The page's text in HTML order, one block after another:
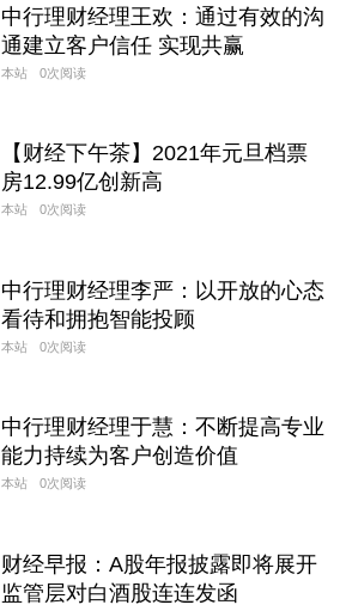
中行理财经理王欢：通过有效的沟
通建立客户信任 实现共赢
本站 0次阅读
【财经下午茶】2021年元旦档票
房12.99亿创新高
本站 0次阅读
中行理财经理李严：以开放的心态
看待和拥抱智能投顾
本站 0次阅读
中行理财经理于慧：不断提高专业
能力持续为客户创造价值
本站 0次阅读
财经早报：A股年报披露即将展开
监管层对白酒股连连发函